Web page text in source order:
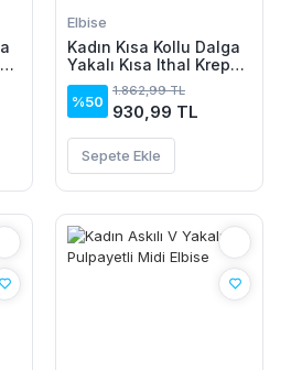
Elbise
Kadın Kısa Kollu Dalga
Yakalı Kısa Ithal Krep
Elbise
%50
1.862,99 TL
930,99 TL
Sepete Ekle